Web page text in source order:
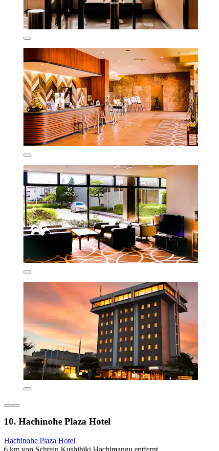
10. Hachinohe Plaza Hotel
Hachinohe Plaza Hotel